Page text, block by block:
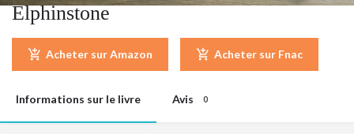
Elphinstone
Acheter sur Amazon Acheter sur Fnac
Informations sur le livre Avis 0